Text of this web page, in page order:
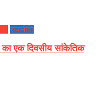
राजनीति
का एक दिवसीय सांकेतिक